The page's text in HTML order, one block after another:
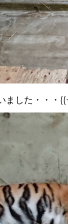
ました・・・